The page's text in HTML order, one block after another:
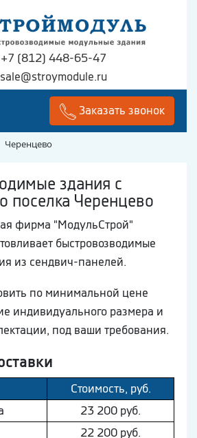
+7 (812) 448-65-47
sale@stroymodule.ru
Заказать звонок
Черенцево
здания с
поселка Черенцево
фирма "МодульСтрой"
быстровозводимые
из сендвич-панелей.
по минимальной цене
индивидуального размера и
под ваши требования.
Стоимость, руб.
23 200 руб.
22 200 руб.